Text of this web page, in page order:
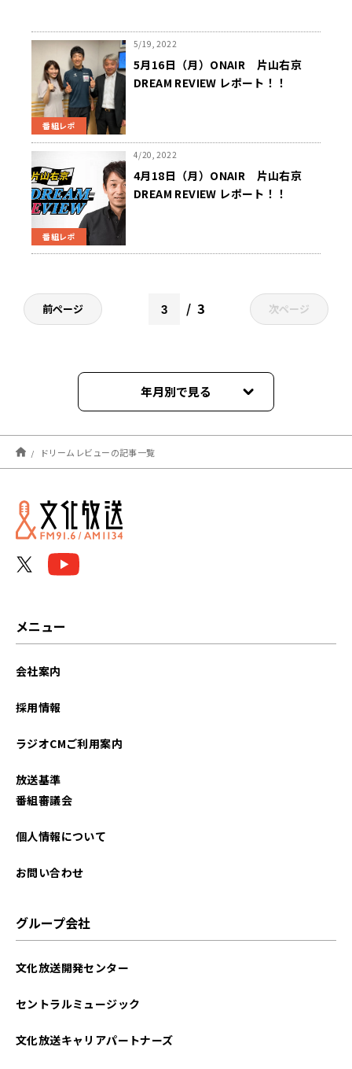
番組レポ
5/19, 2022
5月16日（月）ONAIR 片山右京
DREAM REVIEW レポート！！
番組レポ
4/20, 2022
4月18日（月）ONAIR 片山右京
DREAM REVIEW レポート！！
前ページ 3 次ページ
年月別で見る
2023年03月
2023年02月
2023年01月
2022年04月
ドリームレビューの記事一覧
メニュー
会社案内
採用情報
ラジオCMご利用案内
放送基準
番組審議会
個人情報について
お問い合わせ
グループ会社
文化放送開発センター
セントラルミュージック
文化放送キャリアパートナーズ